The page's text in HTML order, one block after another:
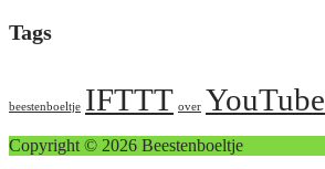
Tags
beestenboeltje IFTTT over YouTube
Copyright © 2026 Beestenboeltje